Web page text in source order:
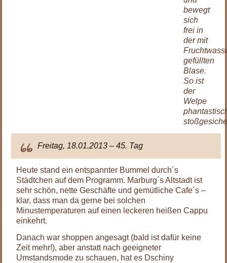
bewegt
sich
frei in
der mit
gefüllten
Blase.
So ist
der
Welpe
Freitag, 18.01.2013 – 45. Tag
Heute stand ein entspannter Bummel durch´s
Städtchen auf dem Programm. Marburg´s Altstadt ist
sehr schön, nette Geschäfte und gemütliche Cafe´s –
klar, dass man da gerne bei solchen
Minustemperaturen auf einen leckeren heißen Cappu
einkehrt.
Danach war shoppen angesagt (bald ist dafür keine
Zeit mehr!), aber anstatt nach geeigneter
Umstandsmode zu schauen, hat es Dschiny